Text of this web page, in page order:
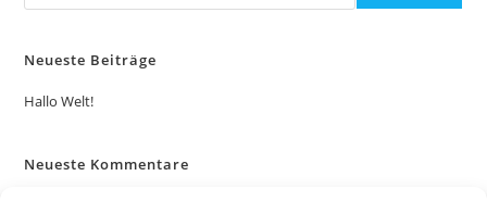
Neueste Beiträge
Hallo Welt!
Neueste Kommentare